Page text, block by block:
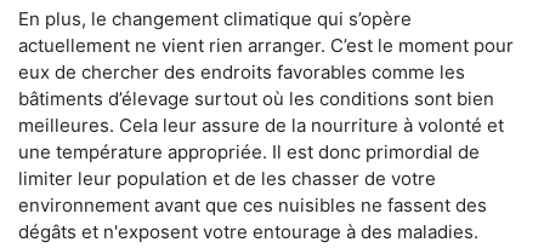
En plus, le changement climatique qui s’opère
actuellement ne vient rien arranger. C’est le moment pour
eux de chercher des endroits favorables comme les
bâtiments d’élevage surtout où les conditions sont bien
meilleures. Cela leur assure de la nourriture à volonté et
une température appropriée. Il est donc primordial de
limiter leur population et de les chasser de votre
environnement avant que ces nuisibles ne fassent des
dégâts et n'exposent votre entourage à des maladies.